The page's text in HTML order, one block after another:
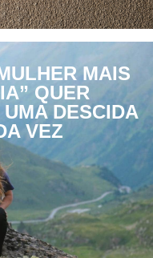
MAIS
QUER
DESCIDA
VEZ